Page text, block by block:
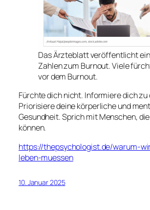
Das Ärzteblatt veröffentlicht
Zahlen zum Burnout. Viele
vor dem Burnout.
Fürchte dich nicht. Informiere dich zu
Priorisiere deine körperliche und
Gesundheit. Sprich mit Menschen,
können.
https://thepsychologist.de/warum-
leben-muessen:
10. Januar 2025